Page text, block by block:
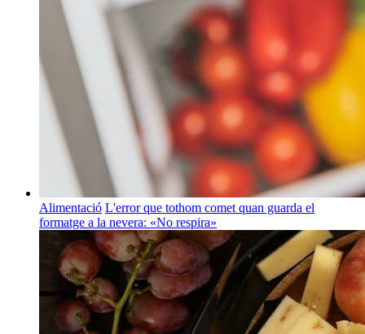
Alimentació L'error que tothom comet quan guarda el
formatge a la nevera: «No respira»